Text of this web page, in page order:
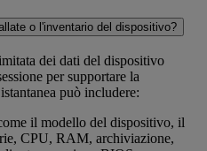
o l'inventario del dispositivo?
dei dati del dispositivo
per supportare la
può includere:
il modello del dispositivo, il
CPU, RAM, archiviazione,